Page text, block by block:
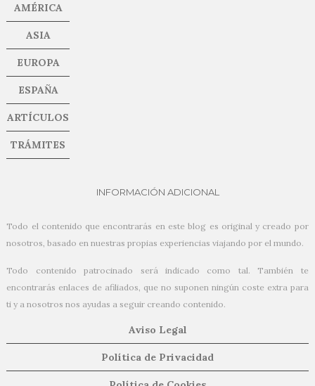
AMÉRICA
ASIA
EUROPA
ESPAÑA
ARTÍCULOS
TRÁMITES
INFORMACIÓN ADICIONAL
Todo el contenido que encontrarás en este blog es original y creado por
nosotros, basado en nuestras propias experiencias viajando por el mundo.
Todo contenido patrocinado será indicado como tal. También te
encontrarás enlaces de afiliados, que no suponen ningún coste extra para
ti y a nosotros nos ayudas a seguir creando contenido.
Aviso Legal
Política de Privacidad